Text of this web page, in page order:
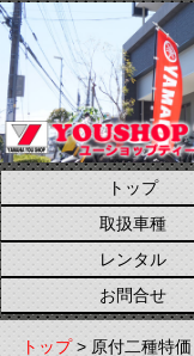
トップ
取扱車種
レンタル
お問合せ
トップ> 原付二種特価